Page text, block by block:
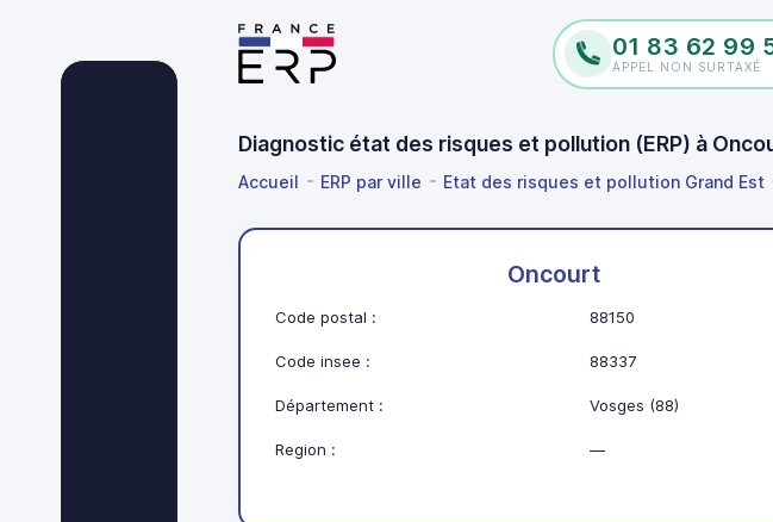
01 83 62 99
APPEL NON SURTAXÉ
Diagnostic état des risques et pollution (ERP) à
Accueil ERP par ville Etat des risques et pollution Grand Est
Oncourt
Code postal : 88150
Code insee : 88337
Département : Vosges (88)
Region : —